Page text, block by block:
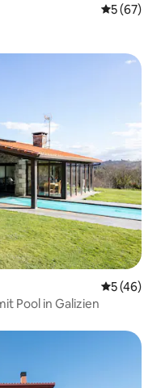
5 (67)
5 (46)
Pool in Galizien